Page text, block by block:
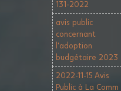
131-2022
avis public
concernant
l'adoption
budgétaire 2023
2022-11-15 Avis
Public à La Comm